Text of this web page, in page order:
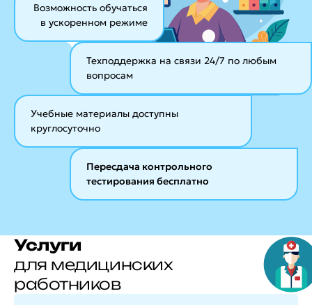
Возможность обучаться
в ускоренном режиме
Техподдержка на связи 24/7 по любым
вопросам
Учебные материалы доступны
круглосуточно
Пересдача контрольного
тестирования бесплатно
Услуги
для медицинских
работников